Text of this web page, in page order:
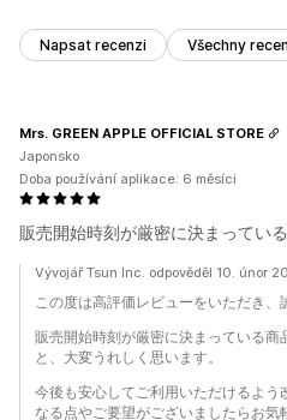
Napsat recenzi Všechny
販売開始時刻が厳密に決まってい
Mrs. GREEN APPLE OFFICIAL STORE
Japonsko
Doba používání aplikace: 6 měsíci
Vývojář Tsun Inc. odpověděl 10. únor
この度は高評価レビューをいただき、
販売開始時刻が厳密に決まっている商
と、大変うれしく思います。
今後も安心してご利用いただけるよ
なる点やご要望がございましたらお気